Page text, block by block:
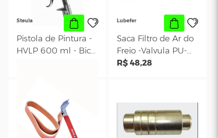
de Bombas
Injetoras Modelo
7000 - CR 192- CR
Ferramentas
Steula
Pistola de Pintura -
Lubefer
Saca Filtro de